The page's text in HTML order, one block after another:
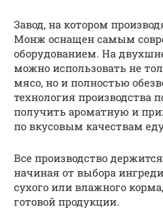
Завод, на котором
Монж оснащен самым
оборудованием. На
можно использовать не
мясо, но и полностью
технология производства
получить ароматную и
по вкусовым качествам
Все производство
начиная от выбора
сухого или влажного
готовой продукции.